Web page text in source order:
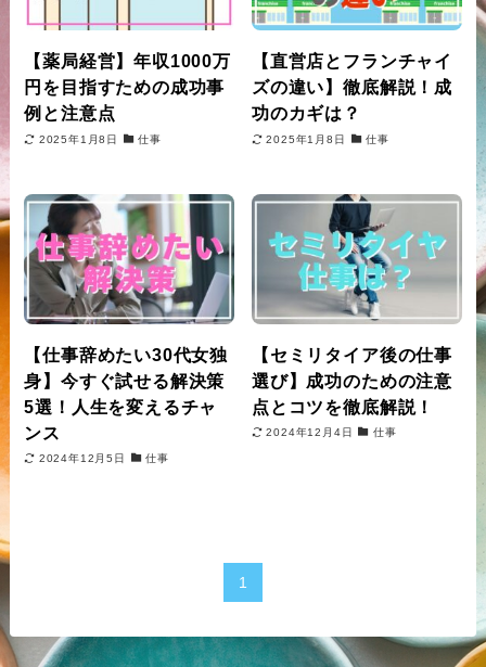
【薬局経営】年収1000万
円を目指すための成功事
例と注意点
2025年1月8日 仕事
【直営店とフランチャイ
ズの違い】徹底解説！成
功のカギは？
2025年1月8日 仕事
【仕事辞めたい30代女独
身】今すぐ試せる解決策
5選！人生を変えるチャ
ンス
2024年12月5日 仕事
【セミリタイア後の仕事
選び】成功のための注意
点とコツを徹底解説！
2024年12月4日 仕事
1